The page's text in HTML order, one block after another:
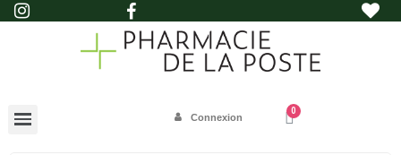
Connexion